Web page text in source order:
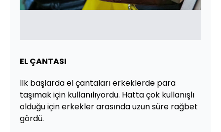
EL ÇANTASI
İlk başlarda el çantaları erkeklerde para
taşımak için kullanılıyordu. Hatta çok kullanışlı
olduğu için erkekler arasında uzun süre rağbet
gördü.